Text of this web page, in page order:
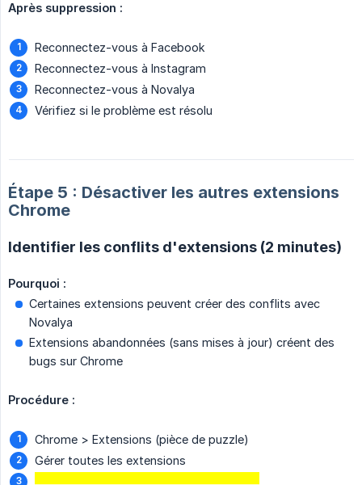
Après suppression :
Reconnectez-vous à Facebook
Reconnectez-vous à Instagram
Reconnectez-vous à Novalya
Vérifiez si le problème est résolu
Étape 5 : Désactiver les autres extensions
Chrome
Identifier les conflits d'extensions (2 minutes)
Pourquoi :
Certaines extensions peuvent créer des conflits avec
Novalya
Extensions abandonnées (sans mises à jour) créent des
bugs sur Chrome
Procédure :
Chrome > Extensions (pièce de puzzle)
Gérer toutes les extensions